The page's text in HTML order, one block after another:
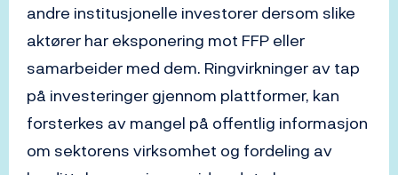
andre institusjonelle investorer dersom slike
aktører har eksponering mot FFP eller
samarbeider med dem. Ringvirkninger av tap
på investeringer gjennom plattformer, kan
forsterkes av mangel på offentlig informasjon
om sektorens virksomhet og fordeling av